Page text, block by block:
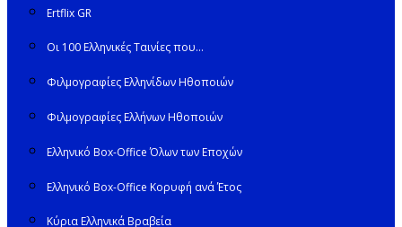
Ertflix GR
Οι 100 Ελληνικές Ταινίες που…
Φιλμογραφίες Ελληνίδων Ηθοποιών
Φιλμογραφίες Ελλήνων Ηθοποιών
Ελληνικό Box-Office Όλων των Εποχών
Ελληνικό Box-Office Κορυφή ανά Έτος
Κύρια Ελληνικά Βραβεία